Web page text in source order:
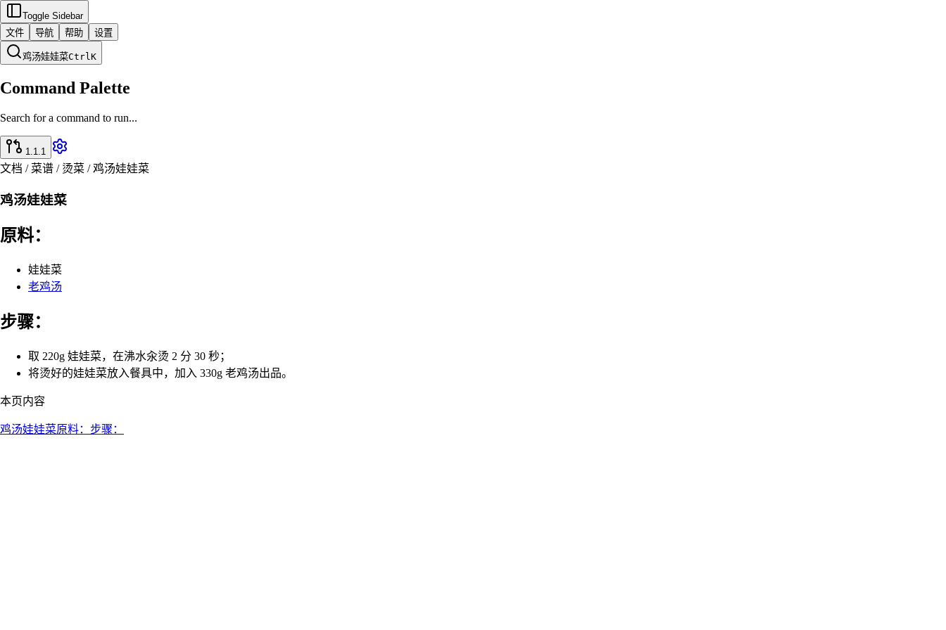
Toggle Sidebar
文件
导航 帮助 设置
鸡汤娃娃菜CtrlK
Command Palette
Search for a command to run...
1.1.1
文档 / 菜谱 / 烫菜 / 鸡汤娃娃菜
鸡汤娃娃菜
原料：
娃娃菜
老鸡汤
步骤：
取 220g 娃娃菜，在沸水汆烫 2 分 30 秒；
将烫好的娃娃菜放入餐具中，加入 330g 老鸡汤出品。
本页内容
鸡汤娃娃菜原料： 步骤：